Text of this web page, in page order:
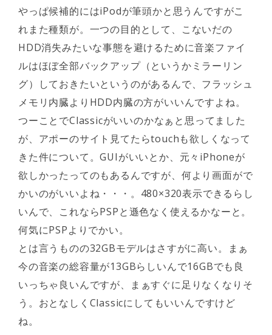
やっぱ候補的にはiPodが筆頭かと思うんですがこ
れまた種類が。一つの目的として、こないだの
HDD消失みたいな事態を避けるために音楽ファイ
ルはほぼ全部バックアップ（というかミラーリン
グ）しておきたいというのがあるんで、フラッシュ
メモリ内臓よりHDD内臓の方がいいんですよね。
つーことでClassicがいいのかなぁと思ってました
が、アポーのサイト見てたらtouchも欲しくなって
きた件について。GUIがいいとか、元々iPhoneが
欲しかったってのもあるんですが、何より画面がで
かいのがいいよね・・・。480×320表示できるらし
いんで、これならPSPと遜色なく使えるかなーと。
何気にPSPよりでかい。
とは言うものの32GBモデルはさすがに高い。まぁ
今の音楽の総容量が13GBらしいんで16GBでも良
いっちゃ良いんですが、まぁすぐに足りなくなりそ
う。おとなしくClassicにしてもいいんですけど
ね。